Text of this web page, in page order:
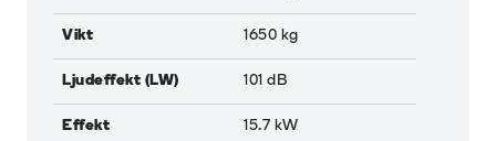
Vikt 1650 kg
Ljudeffekt (LW) 101 dB
Effekt 15.7 kW